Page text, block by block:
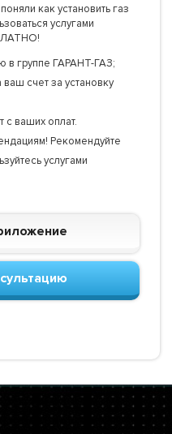
как установить газ
услугами
в группе ГАРАНТ-ГАЗ;
счет за установку
с ваших оплат.
Рекомендуйте
услугами